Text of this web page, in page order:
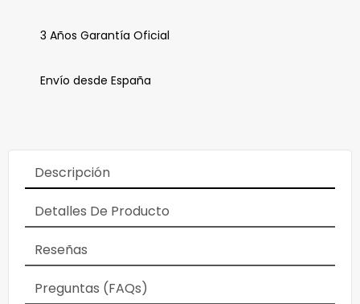
3 Años Garantía Oficial
Envío desde España
Descripción
Detalles De Producto
Reseñas
Preguntas (FAQs)